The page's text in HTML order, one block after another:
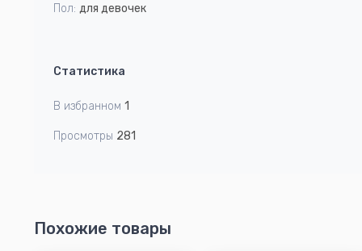
Пол: для девочек
Статистика
В избранном 1
Просмотры 281
Похожие товары